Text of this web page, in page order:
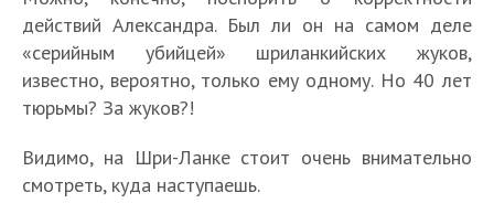
действий Александра. Был ли он на самом деле
«серийным убийцей» шриланкийских жуков,
известно, вероятно, только ему одному. Но 40 лет
тюрьмы? За жуков?!
Видимо, на Шри-Ланке стоит очень внимательно
смотреть, куда наступаешь.